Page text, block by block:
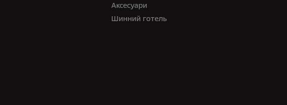
Аксесуари
Шинний готель